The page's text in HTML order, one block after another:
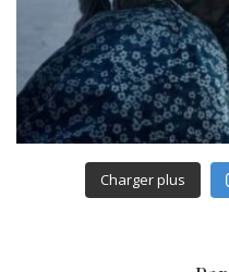
Charger plus